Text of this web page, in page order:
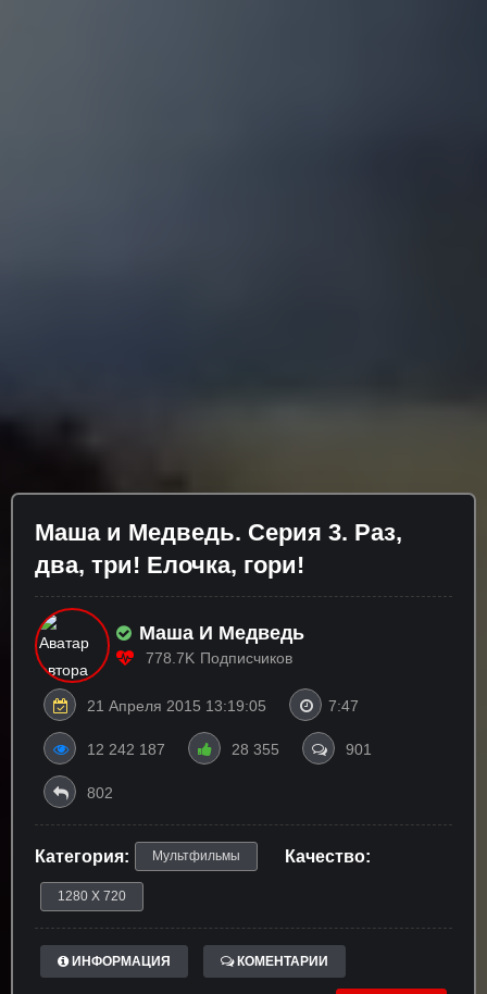
Маша и Медведь. Серия 3. Раз,
два, три! Елочка, гори!
Маша И Медведь
778.7K Подписчиков
21 Апреля 2015 13:19:05 7:47
12 242 187 28 355 901
802
Категория: Мультфильмы Качество:
1280 X 720
ИНФОРМАЦИЯ КОМЕНТАРИИ